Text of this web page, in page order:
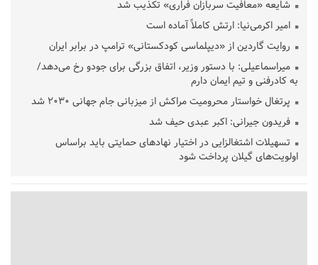
شایعه «معافیت سربازان فراری» تکذیب شد
امیر اکرمی‌نیا: ارتش کاملاً آماده است
روایت گاردین از «دیپلماسی کودکستانی» ترامپ در برابر ایران
میراسماعیلی: با دستور وزیر، اتفاق بزرگی برای جودو رخ می‌دهد/
به کادرفنی و تیم ایمان دارم
پرتغال خواستار محرومیت مراکش از میزبانی جام جهانی ۲۰۳۰ شد
فریدون جیرانی: اکبر عبدی حیف شد
تسهیلات اشتغالزایی در اختیار نهادهای حمایتی باید براساس
اولویت‌های گیلان پرداخت شود
قلعه‌نویی مشخص شد